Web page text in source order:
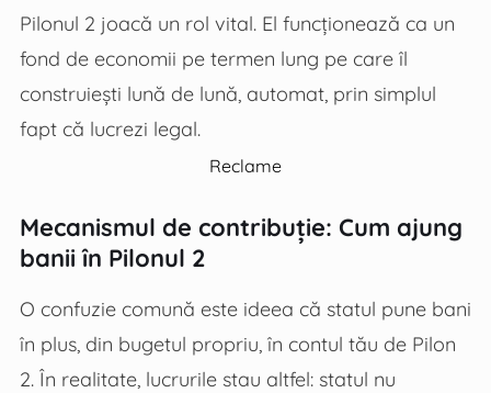
Pilonul 2 joacă un rol vital. El funcționează ca un
fond de economii pe termen lung pe care îl
construiești lună de lună, automat, prin simplul
fapt că lucrezi legal.
Reclame
Mecanismul de contribuție: Cum ajung
banii în Pilonul 2
O confuzie comună este ideea că statul pune bani
în plus, din bugetul propriu, în contul tău de Pilon
2. În realitate, lucrurile stau altfel: statul nu